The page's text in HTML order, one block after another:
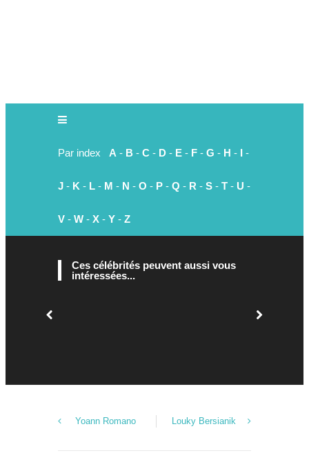
Par index A - B - C - D - E - F - G - H - I -
J - K - L - M - N - O - P - Q - R - S - T - U -
V - W - X - Y - Z
Ces célébrités peuvent aussi vous
intéressées...
Yoann Romano Louky Bersianik